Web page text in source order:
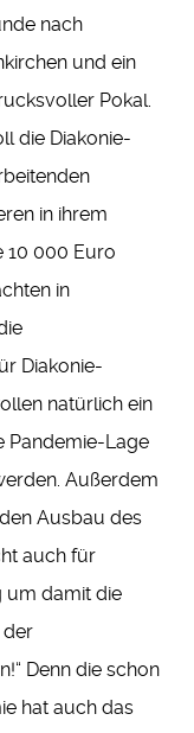
nach
und ein
Pokal.
die Diakonie-
in ihrem
10 000 Euro
in
Diakonie-
natürlich ein
Pandemie-Lage
Außerdem
Ausbau des
auch für
um damit die
der
Denn die schon
hat auch das